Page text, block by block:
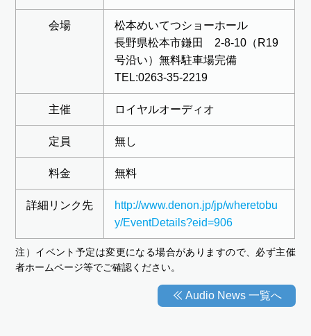
会場
松本めいてつショーホール
長野県松本市鎌田 2-8-10（R19
号沿い）無料駐車場完備
TEL:0263-35-2219
主催 ロイヤルオーディオ
定員 無し
料金 無料
詳細リンク先
http://www.denon.jp/jp/wheretobu
y/EventDetails?eid=906
注）イベント予定は変更になる場合がありますので、必ず主催
者ホームページ等でご確認ください。
Audio News 一覧へ